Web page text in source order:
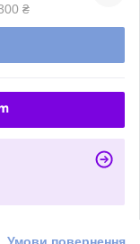
₴
Умови повернення